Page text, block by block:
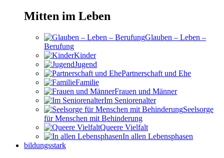
Mitten im Leben
Glauben – Leben –
Berufung
Kinder
Jugend
Partnerschaft und Ehe
Familie
Frauen und Männer
Im Seniorenalter
Seelsorge
für Menschen mit Behinderung
Queere Vielfalt
In allen Lebensphasen
bildungsstark